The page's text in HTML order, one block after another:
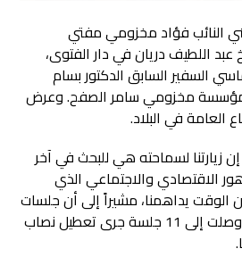
النائب فؤاد مخزومي مفتي
اللطيف دريان في دار الفتوى،
السفير السابق الدكتور بسام
لمؤسسة مخزومي سامر الصفح. وعرض
العامة في البلاد.
زيارتنا لسماحته هي للبحث في آخر
الاقتصادي والاجتماعي الذي
الوقت يداهمنا، مشيراً إلى أن جلسات
انتخاب رئيس للجمهورية وصلت إلى 11 جلسة جرى تعطيل نصاب